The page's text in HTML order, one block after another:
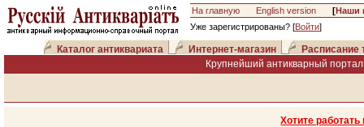
На главную English version [Наши
Уже зарегистрированы? [Войти]
Каталог антиквариата Интернет-магазин
Расписание
Крупнейший антикварный
Хотите